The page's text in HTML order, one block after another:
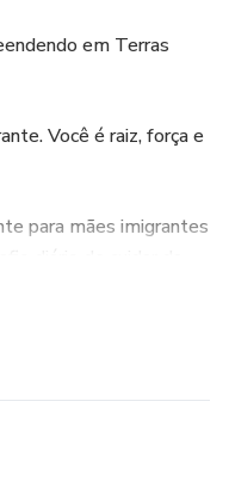
em Terras
Você é raiz, força e
para mães imigrantes
viva a própria
ETE**, Jack Silveira
reais e histórias